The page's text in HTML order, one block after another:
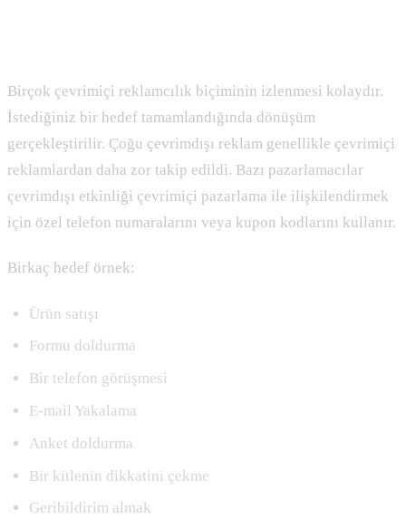
Birçok çevrimiçi reklamcılık biçiminin izlenmesi kolaydır.
İstediğiniz bir hedef tamamlandığında dönüşüm
gerçekleştirilir. Çoğu çevrimdışı reklam genellikle çevrimiçi
reklamlardan daha zor takip edildi. Bazı pazarlamacılar
çevrimdışı etkinliği çevrimiçi pazarlama ile ilişkilendirmek
için özel telefon numaralarını veya kupon kodlarını kullanır.
Birkaç hedef örnek:
Ürün satışı
Formu doldurma
Bir telefon görüşmesi
E-mail Yakalama
Anket doldurma
Bir kitlenin dikkatini çekme
Geribildirim almak